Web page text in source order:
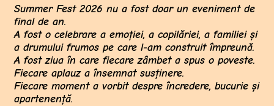
Summer Fest 2026 nu a fost doar un eveniment de
final de an.
A fost o celebrare a emoției, a copilăriei, a familiei și
a drumului frumos pe care l-am construit împreună.
A fost ziua în care fiecare zâmbet a spus o poveste.
Fiecare aplauz a însemnat susținere.
Fiecare moment a vorbit despre încredere, bucurie și
apartenență.